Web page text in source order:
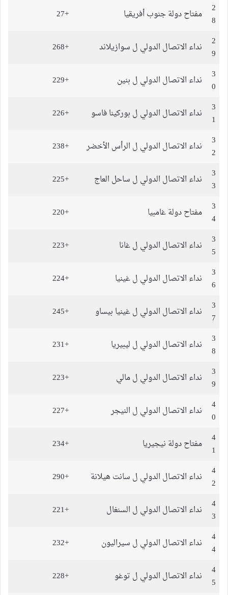
2
8
مفتاح دولة جنوب أفريقيا
+27
2
9
نداء الاتصال الدولي ل سوازيلاند
+268
3
0
نداء الاتصال الدولي ل بنين
+229
3
1
نداء الاتصال الدولي ل بوركينا فاسو
+226
3
2
نداء الاتصال الدولي ل الرأس الأخضر
+238
3
3
نداء الاتصال الدولي ل ساحل العاج
+225
3
4
مفتاح دولة غامبيا
+220
3
5
نداء الاتصال الدولي ل غانا
+223
3
6
نداء الاتصال الدولي ل غينيا
+224
3
7
نداء الاتصال الدولي ل غينيا بيساو
+245
3
8
نداء الاتصال الدولي ل ليبيريا
+231
3
9
نداء الاتصال الدولي ل مالي
+223
4
0
نداء الاتصال الدولي ل النيجر
+227
4
1
مفتاح دولة نيجيريا
+234
4
2
نداء الاتصال الدولي ل سانت هيلانة
+290
4
3
نداء الاتصال الدولي ل السنغال
+221
4
4
نداء الاتصال الدولي ل سيراليون
+232
4
5
نداء الاتصال الدولي ل توغو
+228